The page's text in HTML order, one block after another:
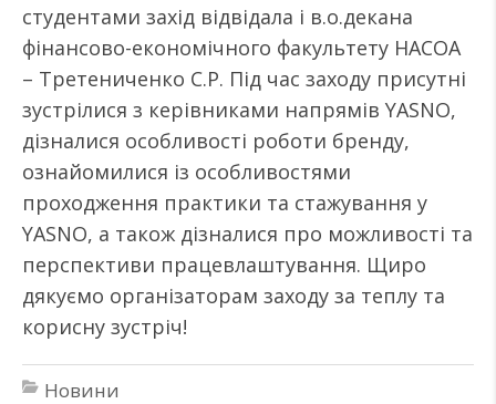
студентами захід відвідала і в.о.декана
фінансово-економічного факультету НАСОА
– Третениченко С.Р. Під час заходу присутні
зустрілися з керівниками напрямів YASNO,
дізналися особливості роботи бренду,
ознайомилися із особливостями
проходження практики та стажування у
YASNO, а також дізналися про можливості та
перспективи працевлаштування. Щиро
дякуємо організаторам заходу за теплу та
корисну зустріч!
Новини